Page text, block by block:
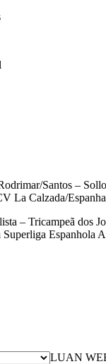
Santos –
La Calzada/
– Tricampeã dos
Espanhola
LUAN